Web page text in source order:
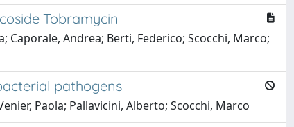
Tobramycin
Caporale, Andrea; Berti, Federico; Scocchi, Marco;
pathogens
Paola; Pallavicini, Alberto; Scocchi, Marco